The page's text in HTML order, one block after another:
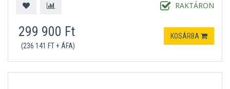
RAKTÁRON
299 900 Ft
(236 141 FT + ÁFA)
KOSÁRBA